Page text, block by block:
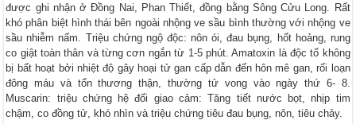
được ghi nhận ở Đồng Nai, Phan Thiết, đồng bằng Sông Cửu Long. Rất
khó phân biệt hình thái bên ngoài nhộng ve sầu bình thường với nhộng ve
sầu nhiễm nấm. Triệu chứng ngộ độc: nôn ói, đau bụng, hốt hoảng, rung
co giật toàn thân và từng cơn ngắn từ 1-5 phút. Amatoxin là độc tố không
bị bất hoạt bởi nhiệt độ gây hoại tử gan cấp dẫn đến hôn mê gan, rối loạn
đông máu và tổn thương thận, thường tử vong vào ngày thứ 6- 8.
Muscarin: triệu chứng hệ đối giao cảm: Tăng tiết nước bọt, nhịp tim
chậm, co đồng tử, khó nhìn và triệu chứng tiêu đau bụng, nôn, tiêu chảy.